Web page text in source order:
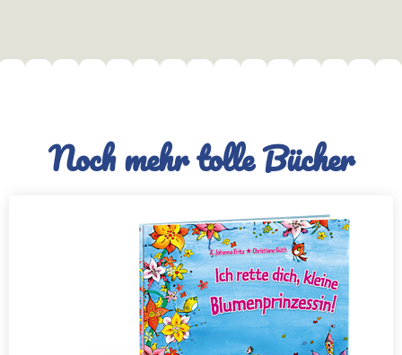
Noch mehr tolle Bücher